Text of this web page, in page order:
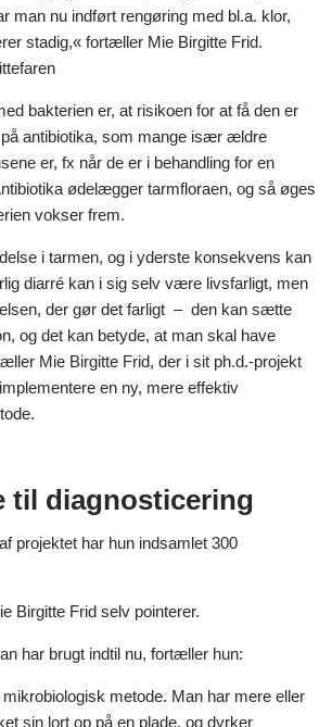
man nu indført rengøring med bl.a. klor,
stadig,« fortæller Mie Birgitte Frid.
bakterien er, at risikoen for at få den er
antibiotika, som mange især ældre
er, fx når de er i behandling for en
ødelægger tarmfloraen, og så øges
vokser frem.
i tarmen, og i yderste konsekvens kan
diarré kan i sig selv være livsfarligt, men
der gør det farligt – den kan sætte
og det kan betyde, at man skal have
Mie Birgitte Frid, der i sit ph.d.-projekt
en ny, mere effektiv
til diagnosticering
projektet har hun indsamlet 300
Birgitte Frid selv pointerer.
har brugt indtil nu, fortæller hun:
metode. Man har mere eller
sin lort op på en plade, og dyrker